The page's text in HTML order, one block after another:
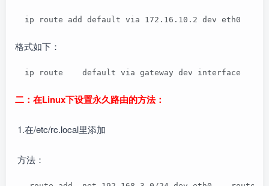
ip route add default via 172.16.10.2 dev eth0
格式如下：
ip route    default via gateway dev interface
二：在Linux下设置永久路由的方法：
1.在/etc/rc.local里添加
方法：